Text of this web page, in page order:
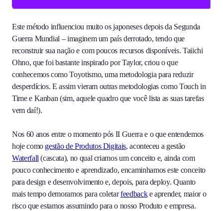
Este método influenciou muito os japoneses depois da Segunda
Guerra Mundial – imaginem um país derrotado, tendo que
reconstruir sua nação e com poucos recursos disponíveis. Taiichi
Ohno, que foi bastante inspirado por Taylor, criou o que
conhecemos como Toyotismo, uma metodologia para reduzir
desperdícios. E assim vieram outras metodologias como Touch in
Time e Kanban (sim, aquele quadro que você lista as suas tarefas
vem daí!).
Nos 60 anos entre o momento pós II Guerra e o que entendemos
hoje como gestão de Produtos Digitais, aconteceu a gestão
Waterfall (cascata), no qual criamos um conceito e, ainda com
pouco conhecimento e aprendizado, encaminhamos este conceito
para design e desenvolvimento e, depois, para deploy. Quanto
mais tempo demoramos para coletarfeedbacke aprender, maior o
risco que estamos assumindo para o nosso Produto e empresa.